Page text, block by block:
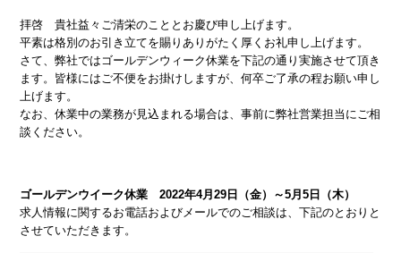
拝啓 貴社益々ご清栄のこととお慶び申し上げます。
平素は格別のお引き立てを賜りありがたく厚くお礼申し上げます。
さて、弊社ではゴールデンウィーク休業を下記の通り実施させて頂き
ます。皆様にはご不便をお掛けしますが、何卒ご了承の程お願い申し
上げます。
なお、休業中の業務が見込まれる場合は、事前に弊社営業担当にご相
談ください。
ゴールデンウイーク休業 2022年4月29日（金）～5月5日（木）
求人情報に関するお電話およびメールでのご相談は、下記のとおりと
させていただきます。